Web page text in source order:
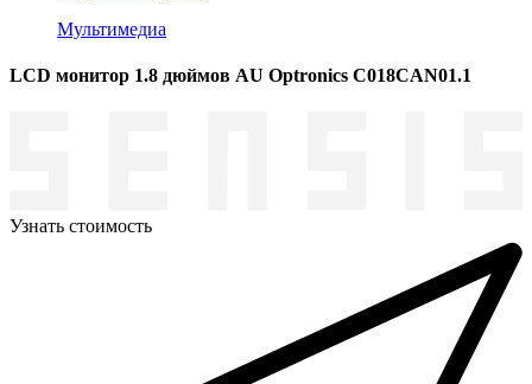
Мультимедиа
LCD монитор 1.8 дюймов AU Optronics C018CAN01.1
Узнать стоимость